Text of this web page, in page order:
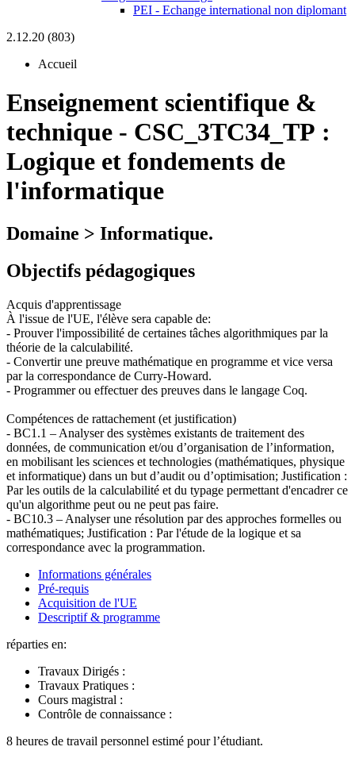
PEI - Echange international non diplomant
2.12.20 (803)
Accueil
Enseignement scientifique &
technique - CSC_3TC34_TP :
Logique et fondements de
l'informatique
Domaine > Informatique.
Objectifs pédagogiques
Acquis d'apprentissage
À l'issue de l'UE, l'élève sera capable de:
- Prouver l'impossibilité de certaines tâches algorithmiques par la
théorie de la calculabilité.
- Convertir une preuve mathématique en programme et vice versa
par la correspondance de Curry-Howard.
- Programmer ou effectuer des preuves dans le langage Coq.
Compétences de rattachement (et justification)
- BC1.1 – Analyser des systèmes existants de traitement des
données, de communication et/ou d’organisation de l’information,
en mobilisant les sciences et technologies (mathématiques, physique
et informatique) dans un but d’audit ou d’optimisation; Justification :
Par les outils de la calculabilité et du typage permettant d'encadrer ce
qu'un algorithme peut ou ne peut pas faire.
- BC10.3 – Analyser une résolution par des approches formelles ou
mathématiques; Justification : Par l'étude de la logique et sa
correspondance avec la programmation.
Informations générales
Pré-requis
Acquisition de l'UE
Descriptif & programme
réparties en:
Travaux Dirigés :
Travaux Pratiques :
Cours magistral :
Contrôle de connaissance :
8 heures de travail personnel estimé pour l’étudiant.